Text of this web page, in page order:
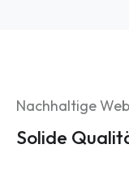
Nachhaltige
Solide